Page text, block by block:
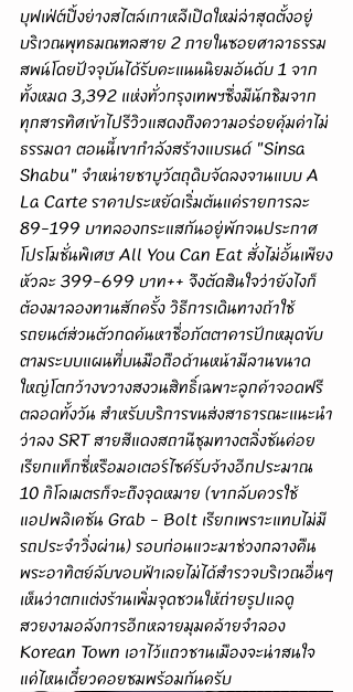
บุฟเฟ่ต์ปิ้งย่างสไตล์เกาหลีเปิดใหม่ล่าสุดตั้งอยู่
บริเวณพุทธมณฑลสาย 2 ภายในซอยศาลาธรรม
สพน์โดยปัจจุบันได้รับคะแนนนิยมอันดับ 1 จาก
ทั้งหมด 3,392 แห่งทั่วกรุงเทพฯซึ่งมีนักชิมจาก
ทุกสารทิศเข้าไปรีวิวแสดงถึงความอร่อยคุ้มค่าไม่
ธรรมดา ตอนนี้เขากำลังสร้างแบรนด์ "Sinsa
Shabu" จำหน่ายชาบูวัตถุดิบจัดลงจานแบบ A
La Carte ราคาประหยัดเริ่มต้นแค่รายการละ
89-199 บาทลองกระแสกันอยู่พักจนประกาศ
โปรโมชั่นพิเศษ All You Can Eat สั่งไม่อั้นเพียง
หัวละ 399-699 บาท++ จึงตัดสินใจว่ายังไงก็
ต้องมาลองทานสักครั้ง วิธีการเดินทางถ้าใช้
รถยนต์ส่วนตัวกดค้นหาชื่อภัตตาคารปักหมุดขับ
ตามระบบแผนที่บนมือถือด้านหน้ามีลานขนาด
ใหญ่โตกว้างขวางสงวนสิทธิ์เฉพาะลูกค้าจอดฟรี
ตลอดทั้งวัน สำหรับบริการขนส่งสาธารณะแนะนำ
ว่าลง SRT สายสีแดงสถานีชุมทางตลิ่งชันค่อย
เรียกแท็กซี่หรือมอเตอร์ไซค์รับจ้างอีกประมาณ
10 กิโลเมตรก็จะถึงจุดหมาย (ขากลับควรใช้
แอปพลิเคชัน Grab - Bolt เรียกเพราะแทบไม่มี
รถประจำวิ่งผ่าน) รอบก่อนแวะมาช่วงกลางคืน
พระอาทิตย์ลับขอบฟ้าเลยไม่ได้สำรวจบริเวณอื่นๆ
เห็นว่าตกแต่งร้านเพิ่มจุดชวนให้ถ่ายรูปแลดู
สวยงามอลังการอีกหลายมุมคล้ายจำลอง
Korean Town เอาไว้แถวชานเมืองจะน่าสนใจ
แค่ไหนเดี๋ยวคอยชมพร้อมกันครับ